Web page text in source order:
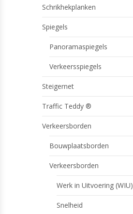
Schrikhekplanken
Spiegels
Panoramaspiegels
Verkeersspiegels
Steigernet
Traffic Teddy ®
Verkeersborden
Bouwplaatsborden
Verkeersborden
Werk in Uitvoering (WIU)
Snelheid